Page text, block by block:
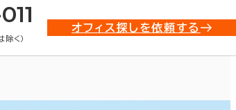
く）
オフィス探しを依頼する